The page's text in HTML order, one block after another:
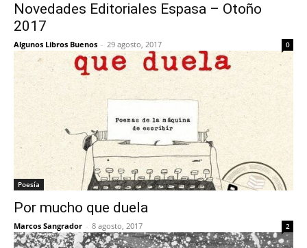
Novedades Editoriales Espasa – Otoño
2017
Algunos Libros Buenos - 29 agosto, 2017 0
Poesía
Por mucho que duela
Marcos Sangrador - 8 agosto, 2017 2